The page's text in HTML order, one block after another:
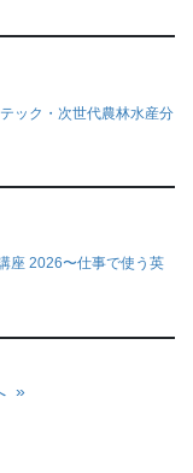
ック・次世代農林水産分
座 2026〜仕事で使う英
»